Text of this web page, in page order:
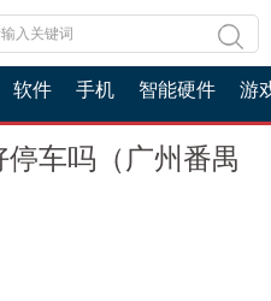
软件 手机 智能硬件 游
车吗（广州番禺